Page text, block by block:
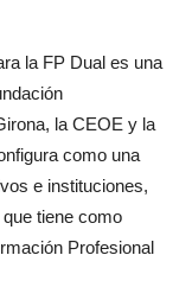
la FP Dual es una
la CEOE y la
como una
e instituciones,
tiene como
Profesional